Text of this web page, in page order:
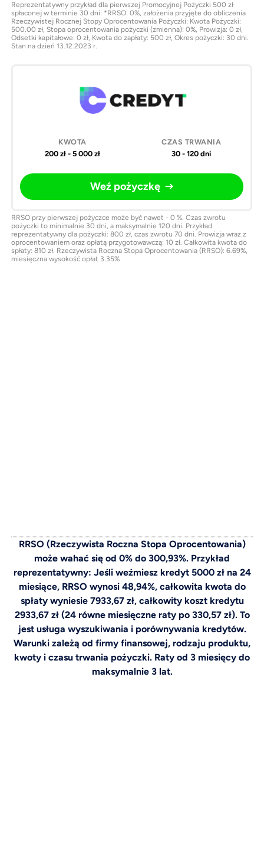
Reprezentatywny przykład dla pierwszej Promocyjnej Pożyczki 500 zł
spłaconej w terminie 30 dni: *RRSO: 0%, założenia przyjęte do obliczenia
Rzeczywistej Rocznej Stopy Oprocentowania Pożyczki: Kwota Pożyczki:
500.00 zł, Stopa oprocentowania pożyczki (zmienna): 0%, Prowizja: 0 zł,
Odsetki kapitałowe: 0 zł, Kwota do zapłaty: 500 zł, Okres pożyczki: 30 dni.
Stan na dzień 13.12.2023 r.
200 zł - 5 000 zł 30 - 120 dni
Weź pożyczkę
RRSO przy pierwszej pożyczce może być nawet - 0 %. Czas zwrotu
pożyczki to minimalnie 30 dni, a maksymalnie 120 dni. Przykład
reprezentatywny dla pożyczki: 800 zł, czas zwrotu 70 dni. Prowizja wraz z
oprocentowaniem oraz opłatą przygotowawczą: 10 zł. Całkowita kwota do
spłaty: 810 zł. Rzeczywista Roczna Stopa Oprocentowania (RRSO): 6.69%,
miesięczna wysokość opłat 3.35%
RRSO (Rzeczywista Roczna Stopa Oprocentowania)
może wahać się od 0% do 300,93%. Przykład
reprezentatywny: Jeśli weźmiesz kredyt 5000 zł na 24
miesiące, RRSO wynosi 48,94%, całkowita kwota do
spłaty wyniesie 7933,67 zł, całkowity koszt kredytu
2933,67 zł (24 równe miesięczne raty po 330,57 zł). To
jest usługa wyszukiwania i porównywania kredytów.
Warunki zależą od firmy finansowej, rodzaju produktu,
kwoty i czasu trwania pożyczki. Raty od 3 miesięcy do
maksymalnie 3 lat.